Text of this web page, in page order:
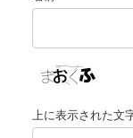
上に表示された文